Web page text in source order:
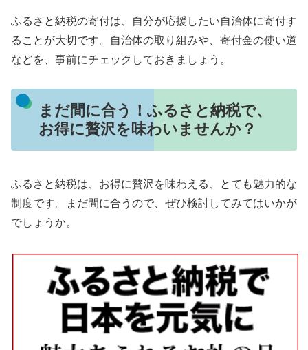
ふるさと納税の寄付は、自分が応援したい自治体に寄付す
ることが大切です。自治体の取り組みや、寄付金の使い道
などを、事前にチェックしておきましょう。
まだ間に合う！ふるさと納税で、
お得に贅沢を味わいませんか？
ふるさと納税は、お得に贅沢を味わえる、とても魅力的な
制度です。まだ間に合うので、ぜひ検討してみてはいかが
でしょうか。